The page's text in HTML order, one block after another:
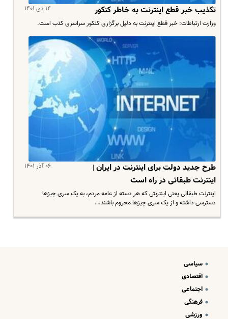
۱۴ دی ۱۴۰۱ تکذیب خبر قطع اینترنت به خاطر کنکور
وزارت ارتباطات: خبر قطع اینترنت به دلیل برگزاری کنکور سراسری کذب است.
۰۶ آذر ۱۴۰۱
طرح جدید دولت برای اینترنت در ایران |
اینترنت طبقاتی در راه است
اینترنت طبقاتی یعنی اینترنتی که هر دسته از عامه مردم، به یک سری چیز‌ها
دسترسی داشته و از یک سری چیز‌ها محروم باشند.…
سیاسی
اقتصادی
اجتماعی
فرهنگی
ورزشی